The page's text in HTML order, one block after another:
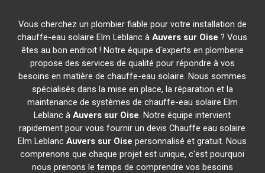
Vous cherchez un plombier fiable pour votre installation de
chauffe-eau solaire Elm Leblanc àAuvers sur Oise ? Vous
êtes au bon endroit ! Notre équipe d'experts en plomberie
propose des services de qualité pour répondre à vos
besoins en matière de chauffe-eau solaire. Nous sommes
spécialisés dans la mise en place, la réparation et la
maintenance de systèmes de chauffe-eau solaire Elm
Leblanc àAuvers sur Oise. Notre équipe intervient
rapidement pour vous fournir un devis Chauffe eau solaire
Elm LeblancAuvers sur Oise personnalisé et gratuit. Nous
comprenons que chaque projet est unique, c'est pourquoi
nous prenons le temps de comprendre vos besoins